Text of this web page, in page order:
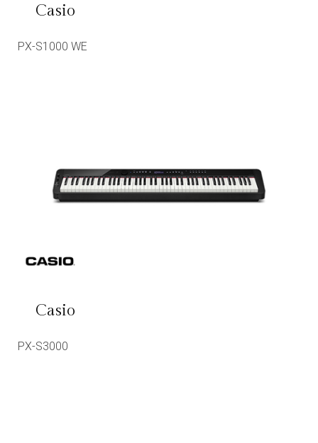
Casio
PX-S1000 WE
Casio
PX-S3000